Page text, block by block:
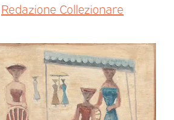
Redazione Collezionare